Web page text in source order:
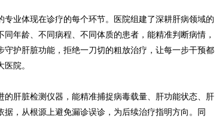
业体现在诊疗的每个环节。医院组建了深耕肝病领域的
年龄、不同病程、不同体质的患者，能精准判断病情，
护肝脏功能，拒绝一刀切的粗放治疗，让每一步干预都
院。
肝脏检测仪器，能精准捕捉病毒载量、肝功能状态、肝
，从根源上避免漏诊误诊，为后续治疗指明方向。同